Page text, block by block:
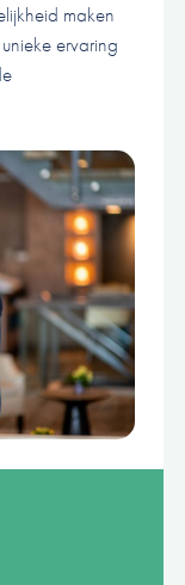
maken
ervaring